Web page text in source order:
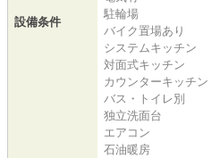
設備条件
駐輪場
バイク置場あり
システムキッチン
対面式キッチン
カウンターキッチン
バス・トイレ別
独立洗面台
エアコン
石油暖房